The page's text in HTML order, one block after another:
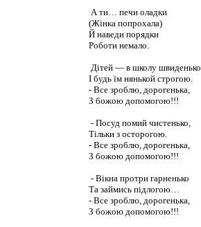
А ти… печи оладки
(Жінка попрохала)
Й наведи порядки
Роботи немало.
Дітей — в школу швиденько
І будь їм нянькой строгою.
- Все зроблю, дорогенька,
З божою допомогою!!!
- Посуд помий чистенько,
Тільки з осторогою.
- Все зроблю, дорогенька,
З божою допомогою!!!
- Вікна протри гарненько
Та займись підлогою…
- Все зроблю, дорогенька,
З божою допомогою!!!